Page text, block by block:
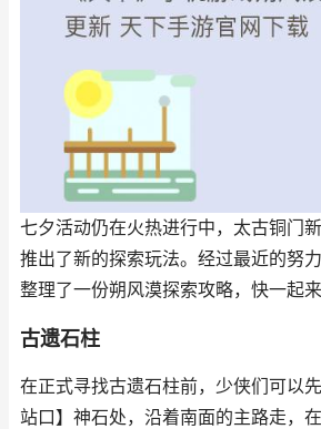
七夕活动仍在火热进行中，太古铜门
推出了新的探索玩法。经过最近的努
整理了一份朔风漠探索攻略，快一起来
古遗石柱
在正式寻找古遗石柱前，少侠们可以
站口】神石处，沿着南面的主路走，